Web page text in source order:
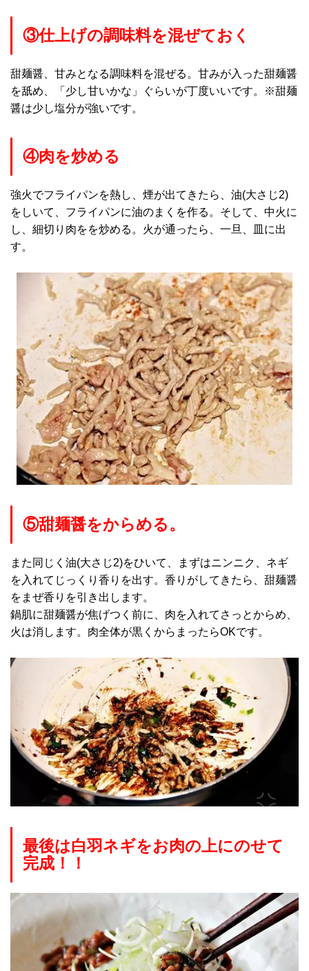
③仕上げの調味料を混ぜておく
甜麺醤、甘みとなる調味料を混ぜる。甘みが入った甜麺醤
を舐め、「少し甘いかな」ぐらいが丁度いいです。※甜麺
醤は少し塩分が強いです。
④肉を炒める
強火でフライパンを熱し、煙が出てきたら、油(大さじ2)
をしいて、フライパンに油のまくを作る。そして、中火に
し、細切り肉をを炒める。火が通ったら、一旦、皿に出
す。
⑤甜麺醤をからめる。
また同じく油(大さじ2)をひいて、まずはニンニク、ネギ
を入れてじっくり香りを出す。香りがしてきたら、甜麺醤
をまぜ香りを引き出します。
鍋肌に甜麺醤が焦げつく前に、肉を入れてさっとからめ、
火は消します。肉全体が黒くからまったらOKです。
最後は白羽ネギをお肉の上にのせて
完成！！